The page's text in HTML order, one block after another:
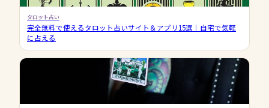
タロット占い
完全無料で使えるタロット占いサイト＆アプリ15選｜自宅で気軽
に占える